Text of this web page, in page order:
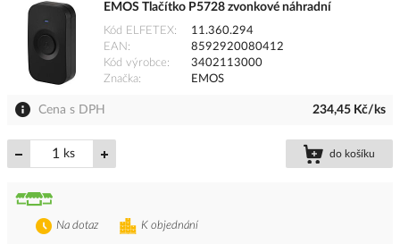
EMOS Tlačítko P5728 zvonkové náhradní
Kód ELFETEX
11.360.294
EAN
8592920080412
Kód výrobce
3402113000
Značka
EMOS
Cena s DPH 234,45 Kč/ks
ks do košíku
K objednání
Na dotaz